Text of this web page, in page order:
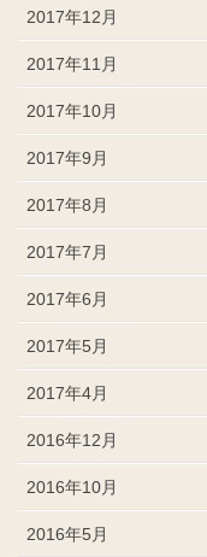
2017年12月
2017年11月
2017年10月
2017年9月
2017年8月
2017年7月
2017年6月
2017年5月
2017年4月
2016年12月
2016年10月
2016年5月